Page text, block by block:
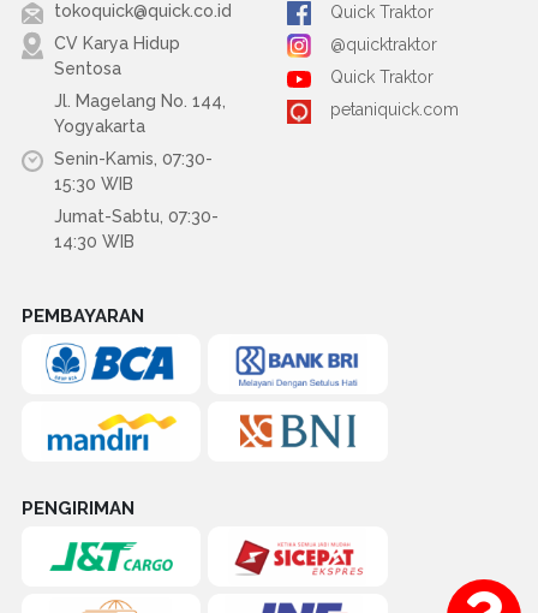
tokoquick@quick.co.id
CV Karya Hidup
Sentosa
Jl. Magelang No. 144,
Yogyakarta
Senin-Kamis, 07:30-
15:30 WIB
Jumat-Sabtu, 07:30-
14:30 WIB
Quick Traktor
@quicktraktor
Quick Traktor
petaniquick.com
PEMBAYARAN
PENGIRIMAN